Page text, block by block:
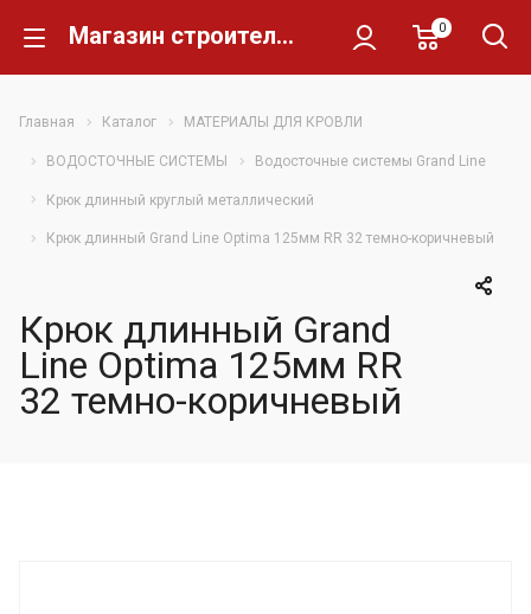
Магазин строительных материалов Склад Кирпича 0
Главная Каталог МАТЕРИАЛЫ ДЛЯ КРОВЛИ
ВОДОСТОЧНЫЕ СИСТЕМЫ Водосточные системы Grand Line
Крюк длинный круглый металлический
Крюк длинный Grand Line Optima 125мм RR 32 темно-коричневый
Крюк длинный Grand
Line Optima 125мм RR
32 темно-коричневый